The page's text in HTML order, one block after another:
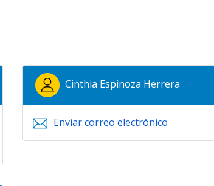
Cinthia Espinoza Herrera
Enviar correo electrónico